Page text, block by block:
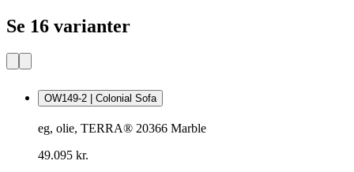
Se 16 varianter
OW149-2 | Colonial Sofa
eg, olie, TERRA® 20366 Marble
49.095 kr.